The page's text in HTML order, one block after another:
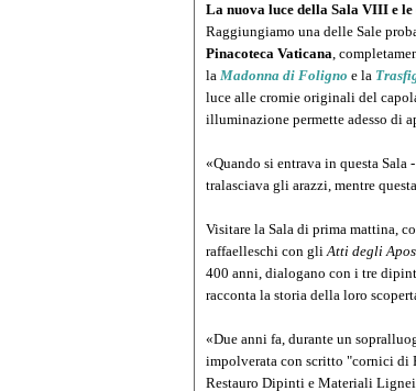
La nuova luce della Sala VIII e
Raggiungiamo una delle Sale
Pinacoteca Vaticana,
la Madonna di Foligno e la
luce alle cromie originali del
illuminazione permette adesso di
«Quando si entrava in questa Sala
tralasciava gli arazzi, mentre
Visitare la Sala di prima mattina,
raffaelleschi con gliAtti degli
400 anni, dialogano con i tre
racconta la storia della loro
«Due anni fa, durante un
impolverata con scritto "cornici di
Restauro Dipinti e Materiali